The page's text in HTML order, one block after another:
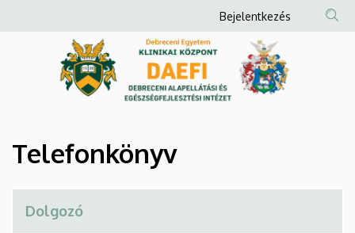
Debreceni
és
Egészségfejlesztési
Intézet
a
Anonim
Felhasználói
fiók
menüje
Bejelentkezés
Telefonkönyv